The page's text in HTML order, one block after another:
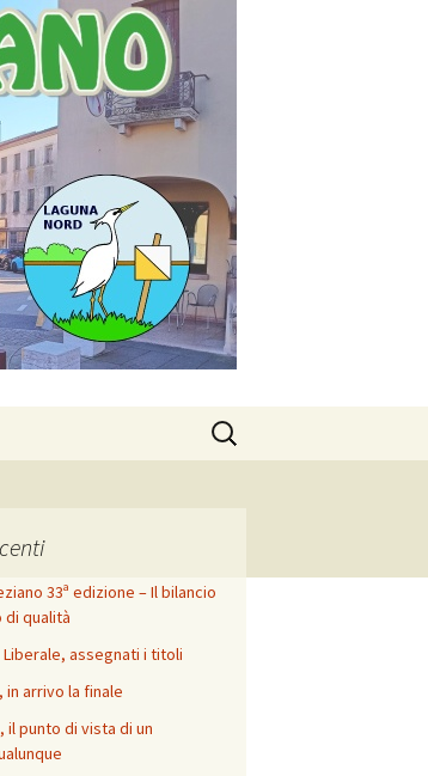
Ricerca
per:
33ª edizione – Il bilancio
di qualità
Liberale, assegnati i titoli
in arrivo la finale
il punto di vista di un